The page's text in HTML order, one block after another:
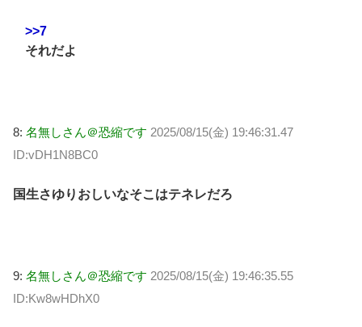
>>7
それだよ
8: 名無しさん＠恐縮です 2025/08/15(金) 19:46:31.47
ID:vDH1N8BC0
国生さゆりおしいなそこはテネレだろ
9: 名無しさん＠恐縮です 2025/08/15(金) 19:46:35.55
ID:Kw8wHDhX0